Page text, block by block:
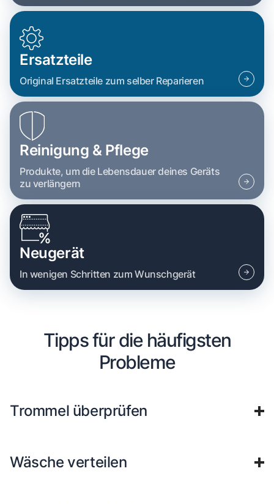
Ersatzteile
Original Ersatzteile zum selber Reparieren
Reinigung & Pflege
Produkte, um die Lebensdauer deines Geräts
zu verlängern
Neugerät
In wenigen Schritten zum Wunschgerät
Tipps für die häufigsten
Probleme
Trommel überprüfen
Wäsche verteilen